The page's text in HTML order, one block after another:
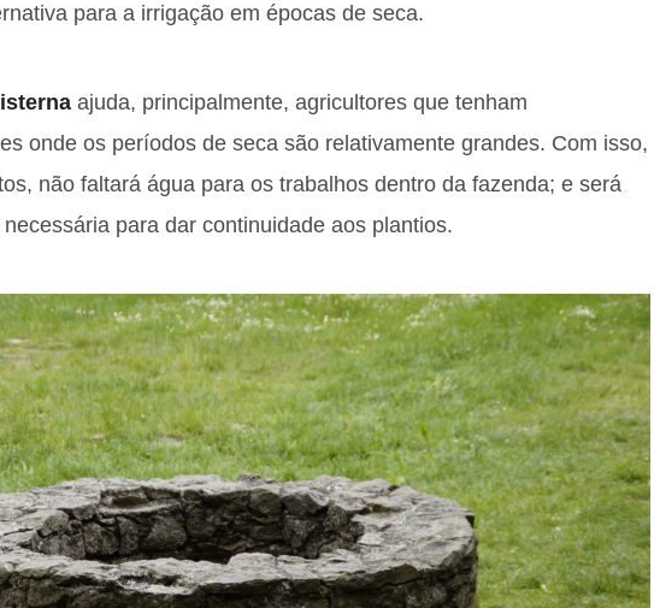
para a irrigação em épocas de seca.
ajuda, principalmente, agricultores que tenham
onde os períodos de seca são relativamente grandes. Com isso,
não faltará água para os trabalhos dentro da fazenda; e será
para dar continuidade aos plantios.